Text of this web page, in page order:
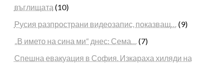
въглищата (10)
Русия разпространи видеозапис, показващ…
(9)
„В името на сина ми“ днес: Сема…
(7)
Спешна евакуация в София. Изкараха хиляди на